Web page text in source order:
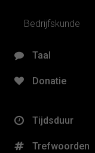
Bedrijfskunde
Taal
Donatie
Tijdsduur
Trefwoorden